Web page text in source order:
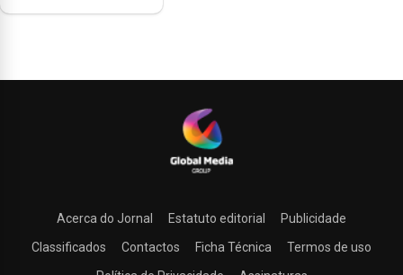
Acerca do Jornal Estatuto editorial
Publicidade
Classificados
Contactos Ficha Técnica
Termos de uso